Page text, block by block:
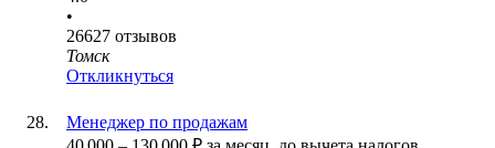
•
26627 отзывов
Томск
Откликнуться
Менеджер по продажам